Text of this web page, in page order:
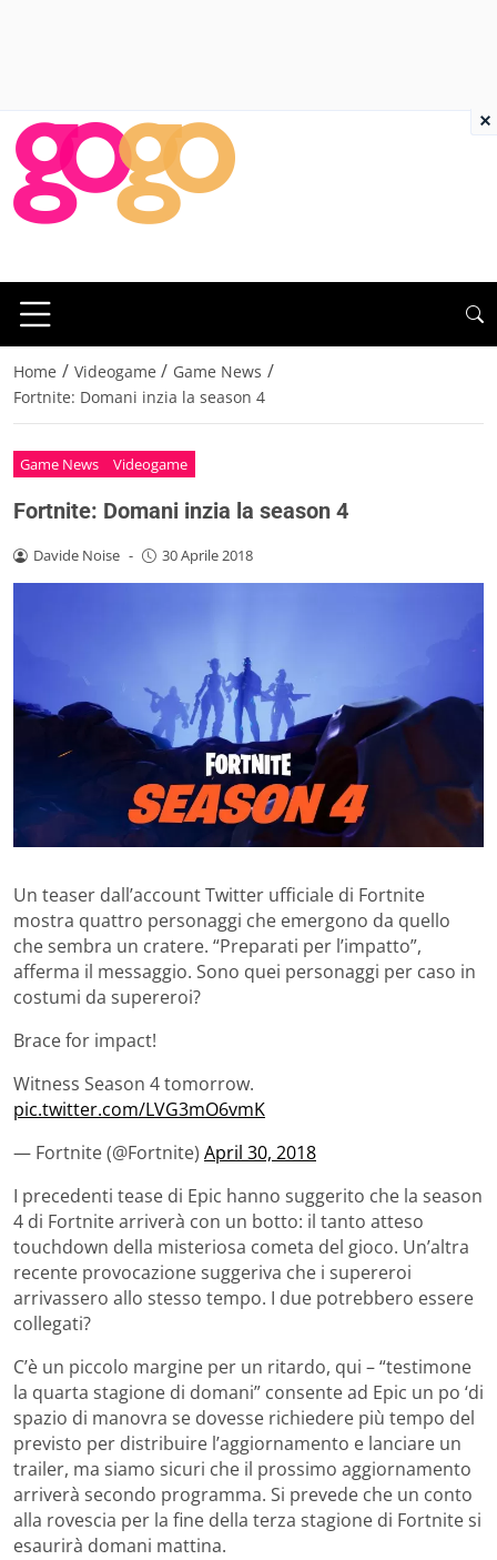
Home / Videogame / Game News /
Fortnite: Domani inzia la season 4
Game News Videogame
Fortnite: Domani inzia la season 4
Davide Noise - 30 Aprile 2018
Un teaser dall’account Twitter ufficiale di Fortnite
mostra quattro personaggi che emergono da quello
che sembra un cratere. “Preparati per l’impatto”,
afferma il messaggio. Sono quei personaggi per caso in
costumi da supereroi?
Brace for impact!
Witness Season 4 tomorrow.
pic.twitter.com/LVG3mO6vmK
— Fortnite (@Fortnite) April 30, 2018
I precedenti tease di Epic hanno suggerito che la season
4 di Fortnite arriverà con un botto: il tanto atteso
touchdown della misteriosa cometa del gioco. Un’altra
recente provocazione suggeriva che i supereroi
arrivassero allo stesso tempo. I due potrebbero essere
collegati?
C’è un piccolo margine per un ritardo, qui – “testimone
la quarta stagione di domani” consente ad Epic un po ‘di
spazio di manovra se dovesse richiedere più tempo del
previsto per distribuire l’aggiornamento e lanciare un
trailer, ma siamo sicuri che il prossimo aggiornamento
arriverà secondo programma. Si prevede che un conto
alla rovescia per la fine della terza stagione di Fortnite si
esaurirà domani mattina.
×